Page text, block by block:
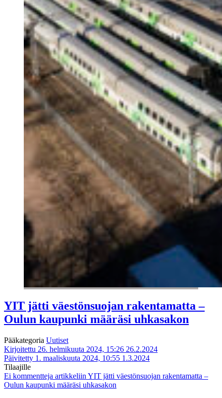
YIT jätti väestönsuojan rakentamatta –
Oulun kaupunki määräsi uhkasakon
Pääkategoria Uutiset
Kirjoitettu 26. helmikuuta 2024, 15:26 26.2.2024
Päivitetty 1. maaliskuuta 2024, 10:55 1.3.2024
Tilaajille
Ei kommentteja artikkeliin YIT jätti väestönsuojan rakentamatta –
Oulun kaupunki määräsi uhkasakon